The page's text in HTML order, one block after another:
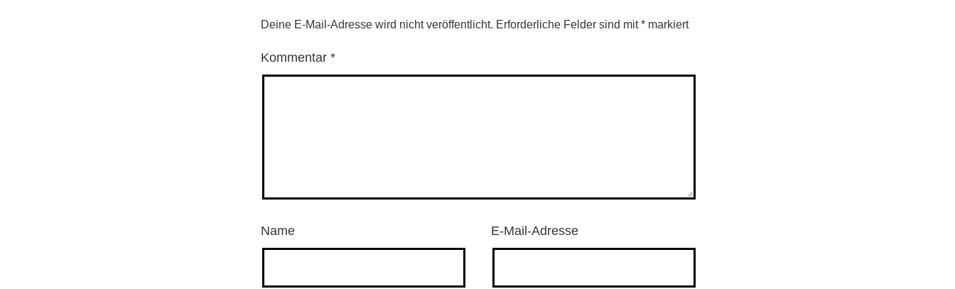
Deine E-Mail-Adresse wird nicht veröffentlicht. Erforderliche Felder sind mit* markiert
Kommentar *
Name E-Mail-Adresse